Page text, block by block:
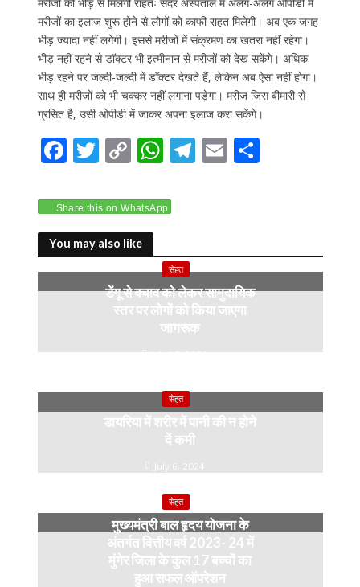
मरीजों का इलाज शुरू होने से लोगों को काफी राहत मिलेगी। अब एक जगह
भीड़ ज्यादा नहीं लगेगी। इससे मरीजों में संक्रमण का खतरा नहीं रहेगा।
भीड़ नहीं रहने से डॉक्टर भी इत्मीनान से मरीजों को देख सकेंगे। अधिक
भीड़ रहने पर जल्दी-जल्दी में डॉक्टर देखते हैं, लेकिन अब ऐसा नहीं होगा।
साथ ही मरीजों को भी चक्कर नहीं लगाना पड़ेगा। मरीज जिस बीमारी से
ग्रसित है, उसी ओपीडी में जाकर अपना इलाज करा सकेंगे।
F
ac
e
b
o
o
T
w
itt
er
C
o
p
y
Li
n
k
W
h
at
A
p
p
T
el
a
m
E
m
S
Share this on WhatsApp
You may also like
सेहत
डेंगू से बचाव को लेकर सामुदायिक
स्तर पर लोगों को किया जाएगा
जागरूक
July 10, 2024
सेहत
डायरिया में शरीर में पानी की न होने
दें कमी
July 6, 2024
सेहत
मुख्यमंत्री बाल हृदय योजना के
अंतर्गत वित्तीय वर्ष 2023- 24 में
मुंगेर जिला के कुल 17 बच्चों का
हुआ सफल ऑपरेशन